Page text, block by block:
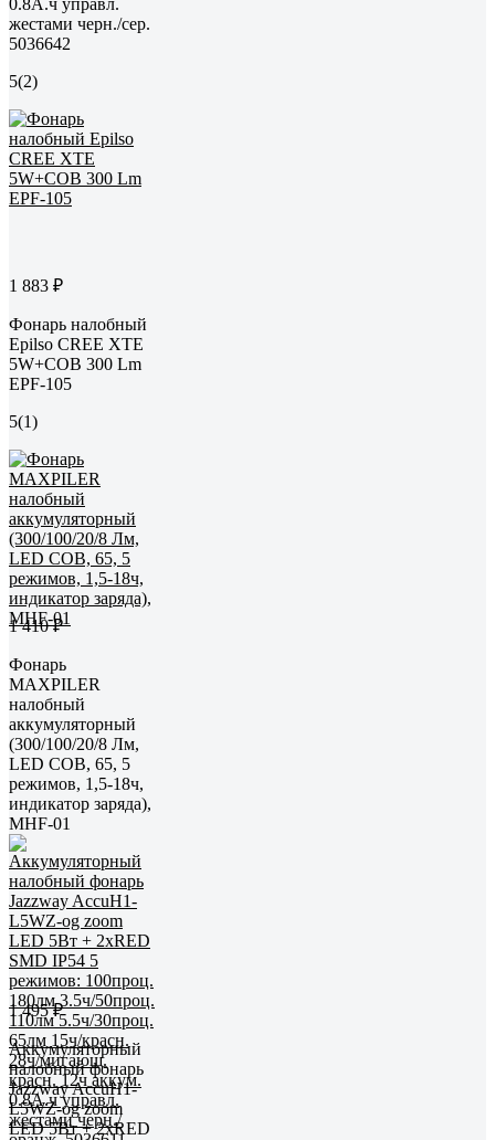
жестами черн./сер.
5036642
5(2)
1 883 ₽
Фонарь налобный
Epilso CREE XTE
5W+COB 300 Lm
EPF-105
5(1)
1 410 ₽
Фонарь
MAXPILER
налобный
аккумуляторный
(300/100/20/8 Лм,
LED COB, 65, 5
режимов, 1,5-18ч,
индикатор заряда),
MHF-01
1 495 ₽
Аккумуляторный
налобный фонарь
Jazzway AccuH1-
L5WZ-og zoom
LED 5Вт + 2хRED